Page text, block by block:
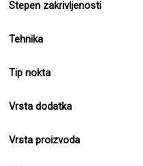
Stepen zakrivljenosti
Tehnika
Tip nokta
Vrsta dodatka
Vrsta proizvoda